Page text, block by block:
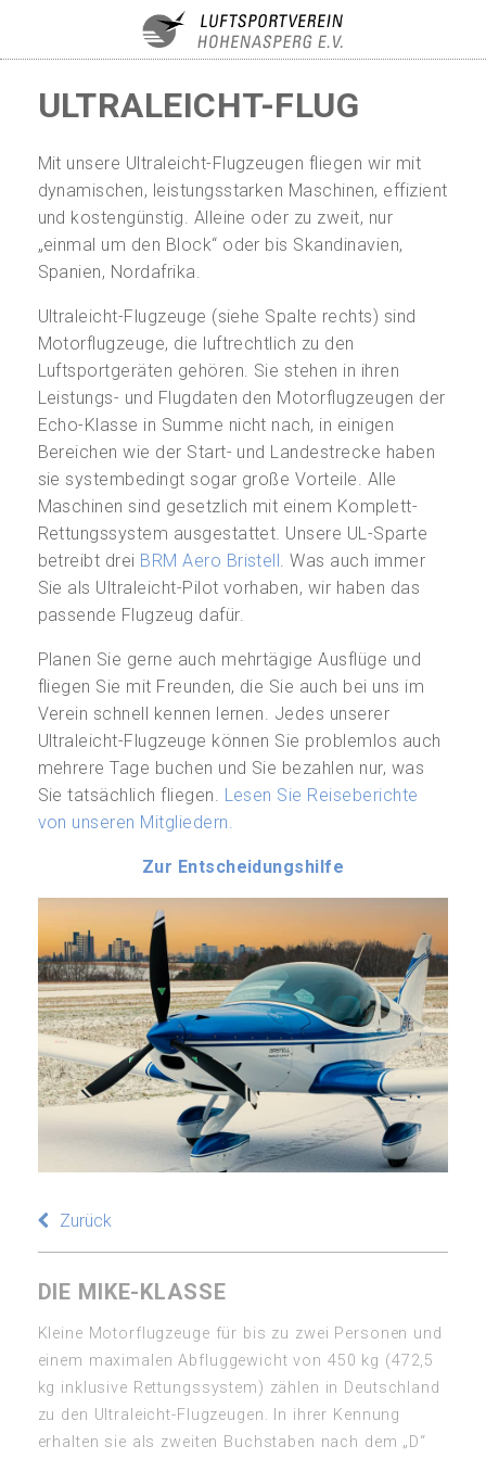
ULTRALEICHT-FLUG
Mit unsere Ultraleicht-Flugzeugen fliegen wir mit
dynamischen, leistungsstarken Maschinen, effizient
und kostengünstig. Alleine oder zu zweit, nur
„einmal um den Block“ oder bis Skandinavien,
Spanien, Nordafrika.
Ultraleicht-Flugzeuge (siehe Spalte rechts) sind
Motorflugzeuge, die luftrechtlich zu den
Luftsportgeräten gehören. Sie stehen in ihren
Leistungs- und Flugdaten den Motorflugzeugen der
Echo-Klasse in Summe nicht nach, in einigen
Bereichen wie der Start- und Landestrecke haben
sie systembedingt sogar große Vorteile. Alle
Maschinen sind gesetzlich mit einem Komplett-
Rettungssystem ausgestattet. Unsere UL-Sparte
betreibt drei BRM Aero Bristell . Was auch immer
Sie als Ultraleicht-Pilot vorhaben, wir haben das
passende Flugzeug dafür.
Planen Sie gerne auch mehrtägige Ausflüge und
fliegen Sie mit Freunden, die Sie auch bei uns im
Verein schnell kennen lernen. Jedes unserer
Ultraleicht-Flugzeuge können Sie problemlos auch
mehrere Tage buchen und Sie bezahlen nur, was
Sie tatsächlich fliegen. Lesen Sie Reiseberichte
von unseren Mitgliedern.
Zur Entscheidungshilfe
Zurück
DIE MIKE-KLASSE
Kleine Motorflugzeuge für bis zu zwei Personen und
einem maximalen Abfluggewicht von 450 kg (472,5
kg inklusive Rettungssystem) zählen in Deutschland
zu den Ultraleicht-Flugzeugen. In ihrer Kennung
erhalten sie als zweiten Buchstaben nach dem „D“